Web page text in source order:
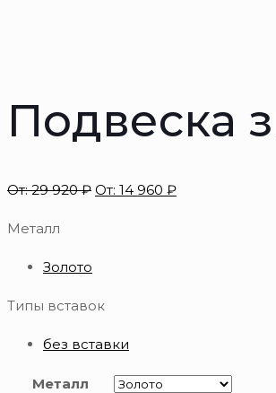
Подвеска
От:29 920₽ От: 14 960 ₽
Металл
Золото
Типы вставок
без вставки
Металл